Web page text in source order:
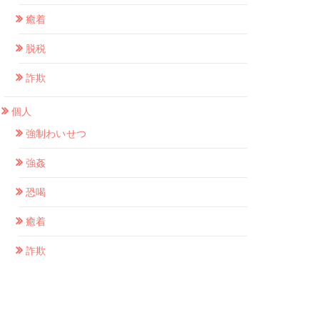
癒着
脱税
詐欺
個人
強制わいせつ
強姦
恐喝
癒着
詐欺